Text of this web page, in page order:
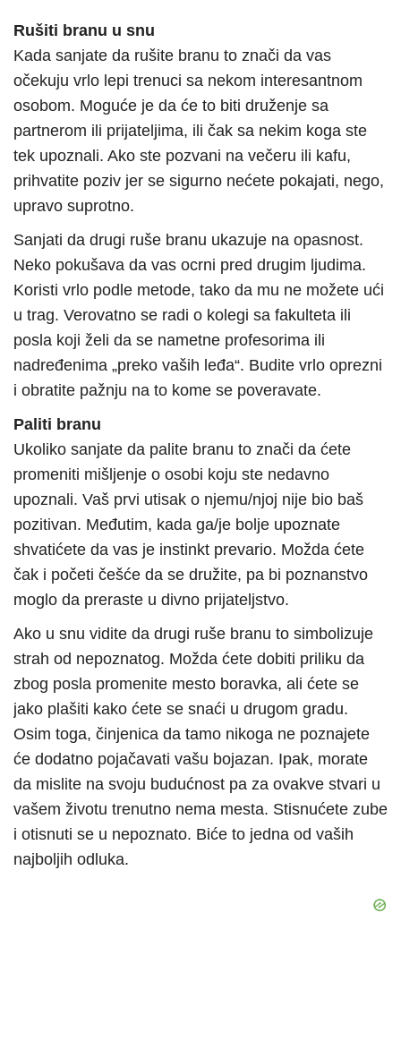
Rušiti branu u snu
Kada sanjate da rušite branu to znači da vas
očekuju vrlo lepi trenuci sa nekom interesantnom
osobom. Moguće je da će to biti druženje sa
partnerom ili prijateljima, ili čak sa nekim koga ste
tek upoznali. Ako ste pozvani na večeru ili kafu,
prihvatite poziv jer se sigurno nećete pokajati, nego,
upravo suprotno.
Sanjati da drugi ruše branu ukazuje na opasnost.
Neko pokušava da vas ocrni pred drugim ljudima.
Koristi vrlo podle metode, tako da mu ne možete ući
u trag. Verovatno se radi o kolegi sa fakulteta ili
posla koji želi da se nametne profesorima ili
nadređenima „preko vaših leđa“. Budite vrlo oprezni
i obratite pažnju na to kome se poveravate.
Paliti branu
Ukoliko sanjate da palite branu to znači da ćete
promeniti mišljenje o osobi koju ste nedavno
upoznali. Vaš prvi utisak o njemu/njoj nije bio baš
pozitivan. Međutim, kada ga/je bolje upoznate
shvatićete da vas je instinkt prevario. Možda ćete
čak i početi češće da se družite, pa bi poznanstvo
moglo da preraste u divno prijateljstvo.
Ako u snu vidite da drugi ruše branu to simbolizuje
strah od nepoznatog. Možda ćete dobiti priliku da
zbog posla promenite mesto boravka, ali ćete se
jako plašiti kako ćete se snaći u drugom gradu.
Osim toga, činjenica da tamo nikoga ne poznajete
će dodatno pojačavati vašu bojazan. Ipak, morate
da mislite na svoju budućnost pa za ovakve stvari u
vašem životu trenutno nema mesta. Stisnućete zube
i otisnuti se u nepoznato. Biće to jedna od vaših
najboljih odluka.